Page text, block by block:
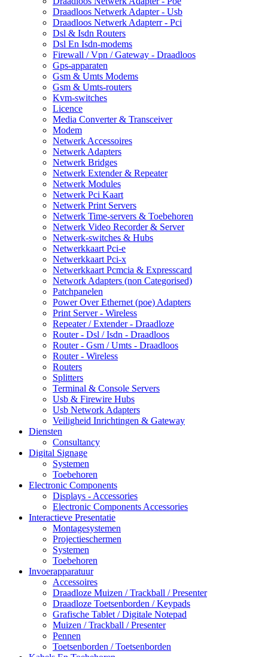
Draadloos Netwerk Adapter - Usb
Draadloos Netwerk Adapterr - Pci
Dsl & Isdn Routers
Dsl En Isdn-modems
Firewall / Vpn / Gateway - Draadloos
Gps-apparaten
Gsm & Umts Modems
Gsm & Umts-routers
Kvm-switches
Licence
Media Converter & Transceiver
Modem
Netwerk Accessoires
Netwerk Adapters
Netwerk Bridges
Netwerk Extender & Repeater
Netwerk Modules
Netwerk Pci Kaart
Netwerk Print Servers
Netwerk Time-servers & Toebehoren
Netwerk Video Recorder & Server
Netwerk-switches & Hubs
Netwerkkaart Pci-e
Netwerkkaart Pci-x
Netwerkkaart Pcmcia & Expresscard
Network Adapters (non Categorised)
Patchpanelen
Power Over Ethernet (poe) Adapters
Print Server - Wireless
Repeater / Extender - Draadloze
Router - Dsl / Isdn - Draadloos
Router - Gsm / Umts - Draadloos
Router - Wireless
Routers
Splitters
Terminal & Console Servers
Usb & Firewire Hubs
Usb Network Adapters
Veiligheid Inrichtingen & Gateway
Diensten
Consultancy
Digital Signage
Systemen
Toebehoren
Electronic Components
Displays - Accessories
Electronic Components Accessories
Interactieve Presentatie
Montagesystemen
Projectieschermen
Systemen
Toebehoren
Invoerapparatuur
Accessoires
Draadloze Muizen / Trackball / Presenter
Draadloze Toetsenborden / Keypads
Grafische Tablet / Digitale Notepad
Muizen / Trackball / Presenter
Pennen
Toetsenborden / Toetsenborden